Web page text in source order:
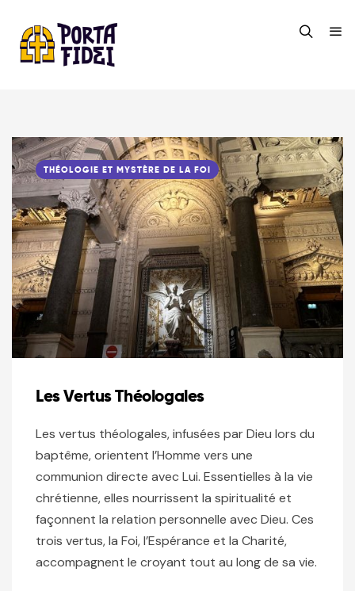
THÉOLOGIE ET MYSTÈRE DE LA FOI
Les Vertus Théologales
Les vertus théologales, infusées par Dieu lors du
baptême, orientent l’Homme vers une
communion directe avec Lui. Essentielles à la vie
chrétienne, elles nourrissent la spiritualité et
façonnent la relation personnelle avec Dieu. Ces
trois vertus, la Foi, l’Espérance et la Charité,
accompagnent le croyant tout au long de sa vie.